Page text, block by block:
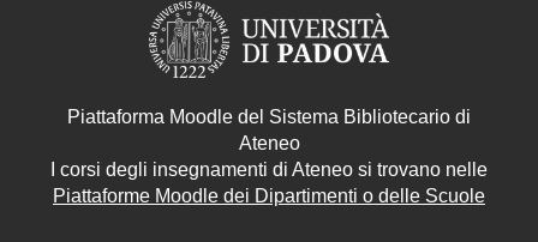
Piattaforma Moodle del Sistema Bibliotecario di
Ateneo
I corsi degli insegnamenti di Ateneo si trovano nelle
Piattaforme Moodle dei Dipartimenti o delle Scuole